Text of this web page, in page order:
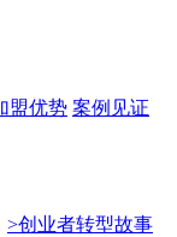
盟优势 案例见证
>创业者转型故事